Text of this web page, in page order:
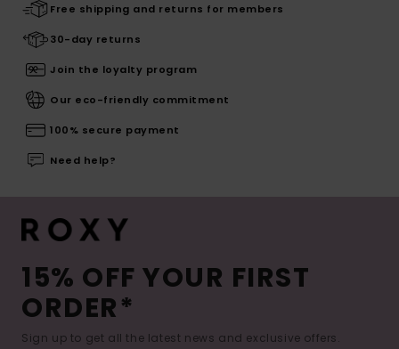
Free shipping and returns for members
30-day returns
Join the loyalty program
Our eco-friendly commitment
100% secure payment
Need help?
15% OFF YOUR FIRST
ORDER*
Sign up to get all the latest news and exclusive offers.